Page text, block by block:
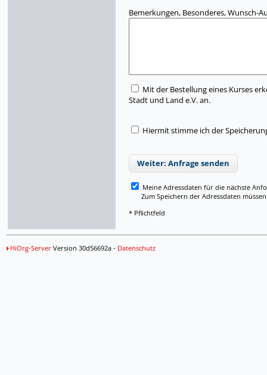
Bemerkungen, Besonderes, Wunsch-
Mit der Bestellung eines Kurses
Stadt und Land e.V. an.
Hiermit stimme ich der
Weiter: Anfrage senden
Meine Adressdaten für die nächste
Zum Speichern der Adressdaten müssen
* Pflichtfeld
HiOrg-ServerVersion 30d56692a - Datenschutz